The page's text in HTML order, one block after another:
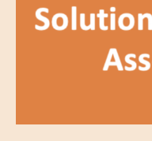
い
へ
の